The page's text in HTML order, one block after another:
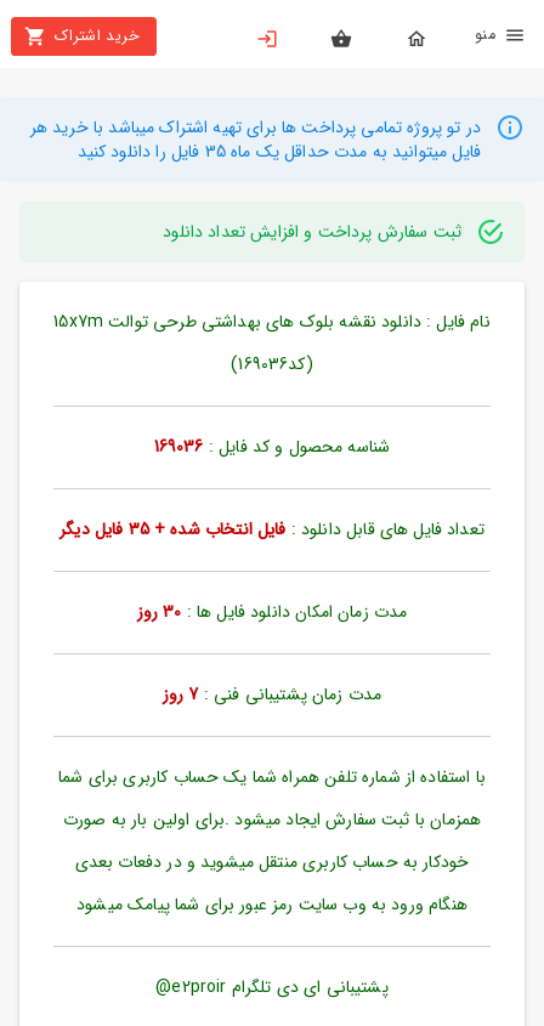
خرید اشتراک
بستن
محصولات
تهیه
راهنما
دانلود
ورود
به
بازیابی
رمز
مندی
ها
در تو پروژه تمامی پرداخت ها برای تهیه اشتراک میباشد با خرید هر
فایل میتوانید به مدت حداقل یک ماه 35 فایل را دانلود کنید
ثبت سفارش پرداخت و افزایش تعداد دانلود
نام فایل : دانلود نقشه بلوک های بهداشتی طرحی توالت 15x7m
(کد169036)
شناسه محصول و کد فایل : 169036
تعداد فایل های قابل دانلود : فایل انتخاب شده + 35 فایل دیگر
مدت زمان امکان دانلود فایل ها : 30 روز
مدت زمان پشتیبانی فنی :7 روز
با استفاده از شماره تلفن همراه شما یک حساب کاربری برای شما
همزمان با ثبت سفارش ایجاد میشود .برای اولین بار به صورت
خودکار به حساب کاربری منتقل میشوید و در دفعات بعدی
هنگام ورود به وب سایت رمز عبور برای شما پیامک میشود
پشتیبانی ای دی تلگرام e2proir@